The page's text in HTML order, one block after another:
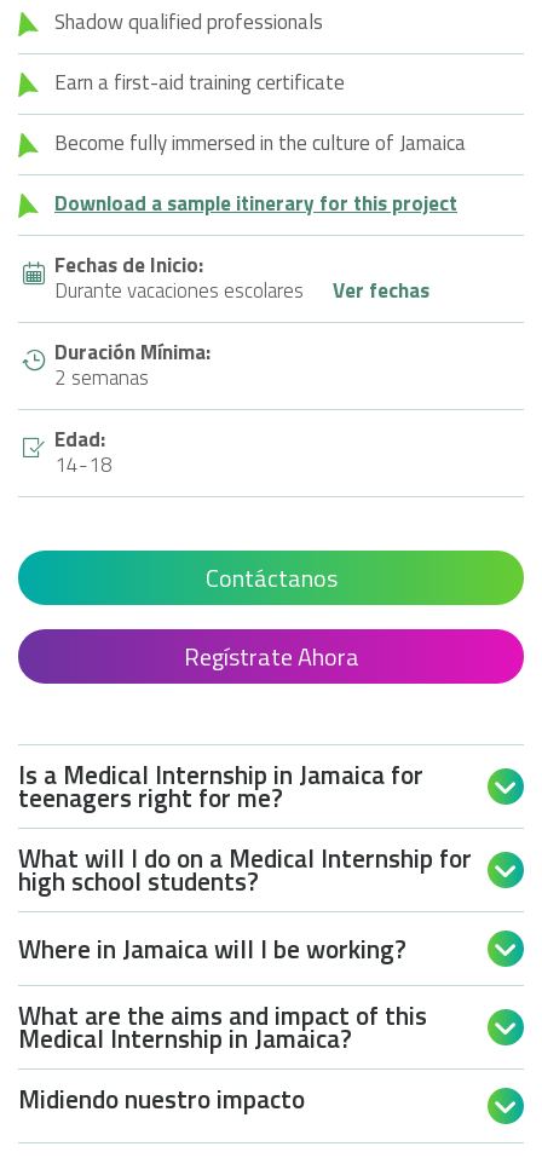
Shadow qualified professionals
Earn a first-aid training certificate
Become fully immersed in the culture of Jamaica
Download a sample itinerary for this project
Fechas de Inicio:
Durante vacaciones escolares
Ver fechas
Duración Mínima:
2 semanas
Edad:
14-18
Contáctanos
Regístrate Ahora
Is a Medical Internship in Jamaica for
teenagers right for me? 
What will I do on a Medical Internship for
high school students? 
Where in Jamaica will I be working? 
What are the aims and impact of this
Medical Internship in Jamaica? 
Midiendo nuestro impacto 